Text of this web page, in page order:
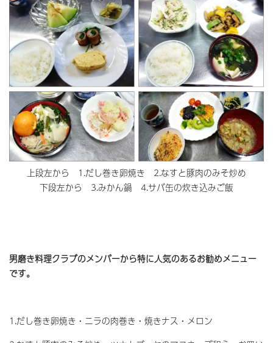
上段左から 1.だし巻き卵焼き 2.なすと豚肉のみそ炒め
下段左から 3.みかん鍋 4.サバ缶の炊き込みご飯
男磨き料理クラブのメンバーから特に人気のあるお勧めメニュー
です。
1.だし巻き卵焼き・ニラの肉巻き・焼きナス・メロン